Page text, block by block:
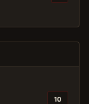
10